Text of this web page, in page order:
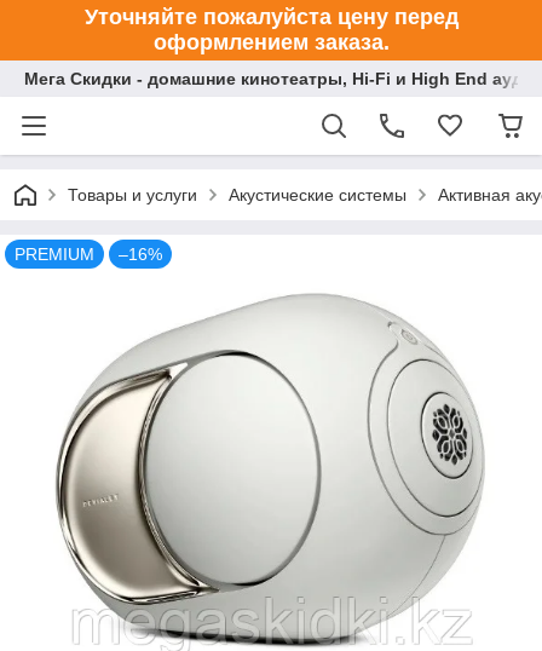
Уточняйте пожалуйста цену перед
оформлением заказа.
Мега Скидки - домашние кинотеатры, Hi-Fi и High End
Товары и услуги Акустические системы Активная
PREMIUM –16%